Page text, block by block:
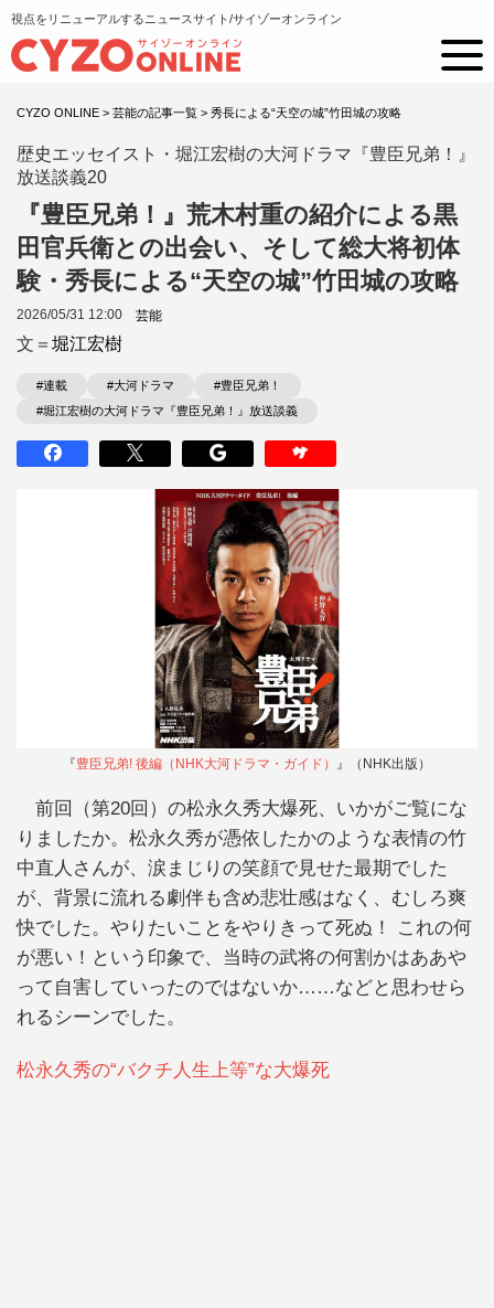
視点をリニューアルするニュースサイト/サイゾーオンライン
CYZO ONLINE > 芸能の記事一覧 > 秀長による“天空の城”竹田城の攻略
歴史エッセイスト・堀江宏樹の大河ドラマ『豊臣兄弟！』
放送談義20
『豊臣兄弟！』荒木村重の紹介による黒
田官兵衛との出会い、そして総大将初体
験・秀長による“天空の城”竹田城の攻略
2026/05/31 12:00 芸能
文＝ 堀江宏樹
#連載 #大河ドラマ
#豊臣兄弟！
#堀江宏樹の大河ドラマ『豊臣兄弟！』放送談義
『豊臣兄弟! 後編（NHK大河ドラマ・ガイド） 』（NHK出版）
前回（第20回）の松永久秀大爆死、いかがご覧にな
りましたか。松永久秀が憑依したかのような表情の竹
中直人さんが、涙まじりの笑顔で見せた最期でした
が、背景に流れる劇伴も含め悲壮感はなく、むしろ爽
快でした。やりたいことをやりきって死ぬ！ これの何
が悪い！という印象で、当時の武将の何割かはああや
って自害していったのではないか……などと思わせら
れるシーンでした。
松永久秀の“バクチ人生上等”な大爆死